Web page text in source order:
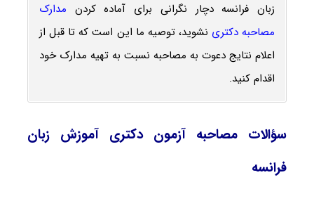
زبان فرانسه دچار نگرانی برای آماده کردن مدارک
مصاحبه دکتری نشوید، توصیه ما این است که تا قبل از
اعلام نتایج دعوت به مصاحبه نسبت به تهیه مدارک خود
اقدام کنید.
سؤالات مصاحبه آزمون دکتری آموزش زبان
فرانسه